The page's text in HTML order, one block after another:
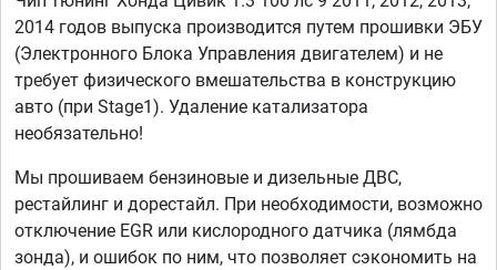
2014 годов выпуска производится путем прошивки ЭБУ
(Электронного Блока Управления двигателем) и не
требует физического вмешательства в конструкцию
авто (при Stage1). Удаление катализатора
необязательно!
Мы прошиваем бензиновые и дизельные ДВС,
рестайлинг и дорестайл. При необходимости, возможно
отключение EGR или кислородного датчика (лямбда
зонда), и ошибок по ним, что позволяет сэкономить на